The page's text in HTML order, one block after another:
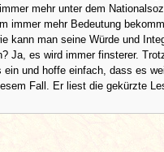
mehr unter dem
immer mehr Bedeutung
kann man seine Würde und
Ja, es wird immer finsterer.
und hoffe einfach, dass es
Fall. Er liest die gekürzte